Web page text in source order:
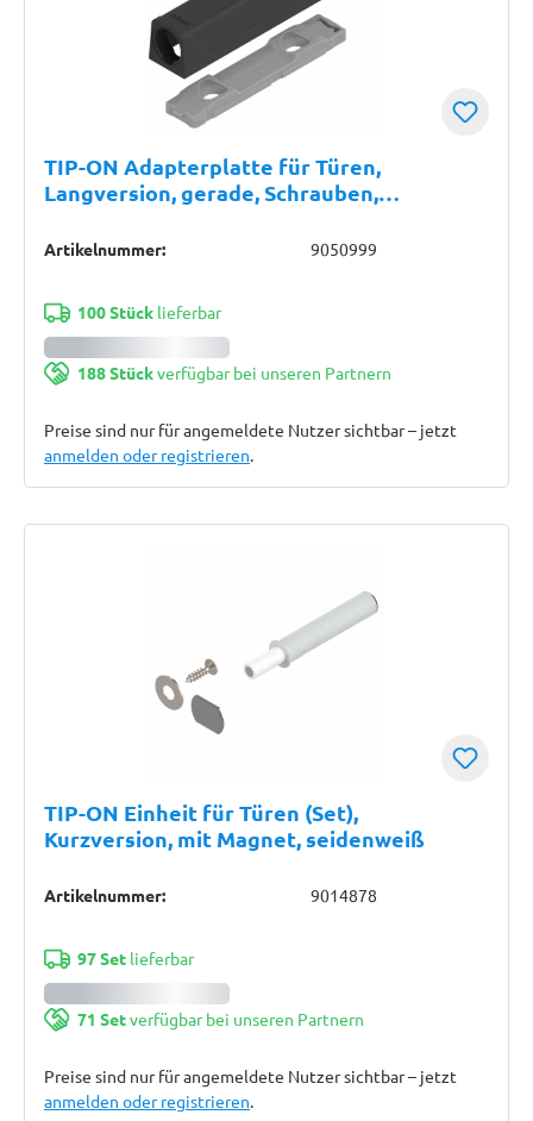
TIP-ON Adapterplatte für Türen,
Langversion, gerade, Schrauben,
Artikelnummer: 9050999
100 Stücklieferbar
188 Stückverfügbar bei unseren Partnern
Preise sind nur für angemeldete Nutzer sichtbar – jetzt
anmelden oder registrieren.
TIP-ON Einheit für Türen (Set),
Kurzversion, mit Magnet, seidenweiß
Artikelnummer: 9014878
97 Setlieferbar
71 Setverfügbar bei unseren Partnern
Preise sind nur für angemeldete Nutzer sichtbar – jetzt
anmelden oder registrieren.